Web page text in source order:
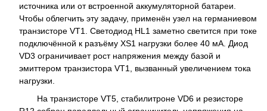
источника или от встроенной аккумуляторной батареи.
Чтобы облегчить эту задачу, применён узел на германиевом
транзисторе VT1. Светодиод HL1 заметно светится при токе
подключённой к разъёму XS1 нагрузки более 40 мА. Диод
VD3 ограничивает рост напряжения между базой и
эмиттером транзистора VT1, вызванный увеличением тока
нагрузки.
На транзисторе VT5, стабилитроне VD6 и резисторе